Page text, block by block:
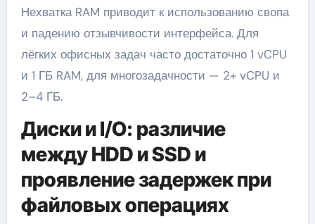
Нехватка RAM приводит к использованию свопа
и падению отзывчивости интерфейса. Для
лёгких офисных задач часто достаточно 1 vCPU
и 1 ГБ RAM, для многозадачности — 2+ vCPU и
2–4 ГБ.
Диски и I/O: различие
между HDD и SSD и
проявление задержек при
файловых операциях